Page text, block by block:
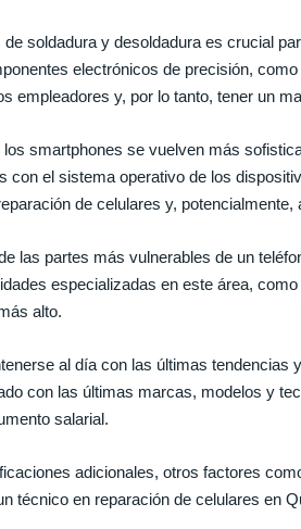
soldadura y desoldadura es crucial
electrónicos de precisión,
empleadores y, por lo tanto, tener un
los smartphones se vuelven más
el sistema operativo de los
de celulares y, potencialmente,
las partes más vulnerables de un
especializadas en este área,
alto.
al día con las últimas tendencias
con las últimas marcas, modelos y
salarial.
adicionales, otros factores
técnico en reparación de celulares en